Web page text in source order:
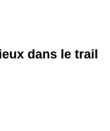
dans le trail